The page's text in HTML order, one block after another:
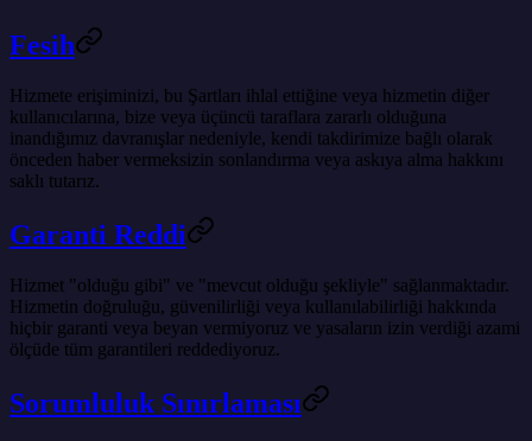
Fesih
Hizmete erişiminizi, bu Şartları ihlal ettiğine veya hizmetin diğer
kullanıcılarına, bize veya üçüncü taraflara zararlı olduğuna
inandığımız davranışlar nedeniyle, kendi takdirimize bağlı olarak
önceden haber vermeksizin sonlandırma veya askıya alma hakkını
saklı tutarız.
Garanti Reddi
Hizmet "olduğu gibi" ve "mevcut olduğu şekliyle" sağlanmaktadır.
Hizmetin doğruluğu, güvenilirliği veya kullanılabilirliği hakkında
hiçbir garanti veya beyan vermiyoruz ve yasaların izin verdiği azami
ölçüde tüm garantileri reddediyoruz.
Sorumluluk Sınırlaması